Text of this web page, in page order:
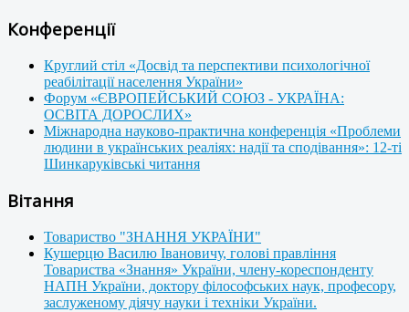
Конференції
Круглий стіл «Досвід та перспективи психологічної
реабілітації населення України»
Форум «ЄВРОПЕЙСЬКИЙ СОЮЗ - УКРАЇНА:
ОСВІТА ДОРОСЛИХ»
Міжнародна науково-практична конференція «Проблеми
людини в українських реаліях: надії та сподівання»: 12-ті
Шинкаруківські читання
Вітання
Товариство "ЗНАННЯ УКРАЇНИ"
Кушерцю Василю Івановичу, голові правління
Товариства «Знання» України, члену-кореспонденту
НАПН України, доктору філософських наук, професору,
заслуженому діячу науки і техніки України.